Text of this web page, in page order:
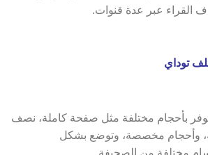
القراء عبر عدة قنوات.
توداي
بأحجام مختلفة مثل صفحة كاملة، نصف
وأحجام مخصصة، وتوضع بشكل
مختلفة من الصحيفة.